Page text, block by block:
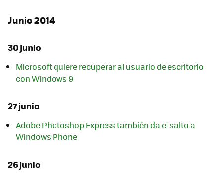
Junio 2014
30 junio
Microsoft quiere recuperar al usuario de escritorio
con Windows 9
27 junio
Adobe Photoshop Express también da el salto a
Windows Phone
26 junio